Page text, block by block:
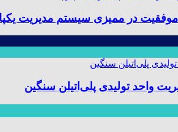
واحد تولیدی پلی‌اتیلن سنگین